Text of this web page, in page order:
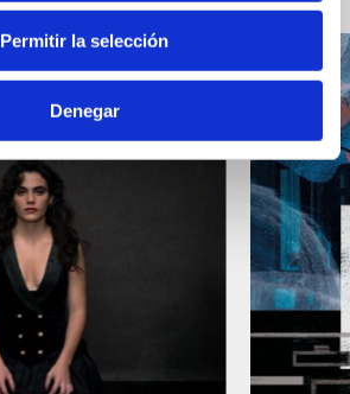
Permitir la selección
Denegar